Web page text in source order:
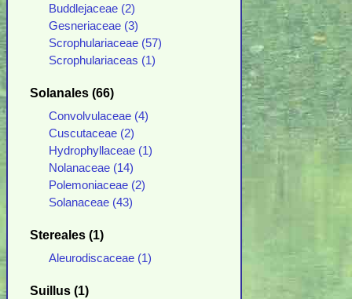
Buddlejaceae (2)
Gesneriaceae (3)
Scrophulariaceae (57)
Scrophulariaceas (1)
Solanales (66)
Convolvulaceae (4)
Cuscutaceae (2)
Hydrophyllaceae (1)
Nolanaceae (14)
Polemoniaceae (2)
Solanaceae (43)
Stereales (1)
Aleurodiscaceae (1)
Suillus (1)